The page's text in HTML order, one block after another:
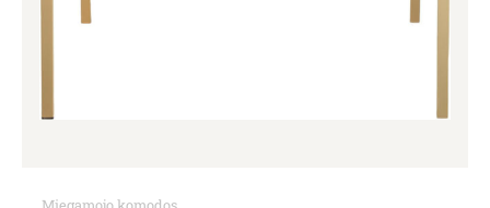
Miegamojo komodos